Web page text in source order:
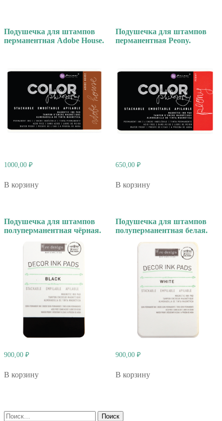
Подушечка для штампов
перманентная Adobe House.
1000,00 ₽
В корзину
Подушечка для штампов
перманентная Peony.
650,00 ₽
В корзину
Подушечка для штампов
полуперманентная чёрная.
900,00 ₽
В корзину
Подушечка для штампов
полуперманентная белая.
900,00 ₽
В корзину
Найти: